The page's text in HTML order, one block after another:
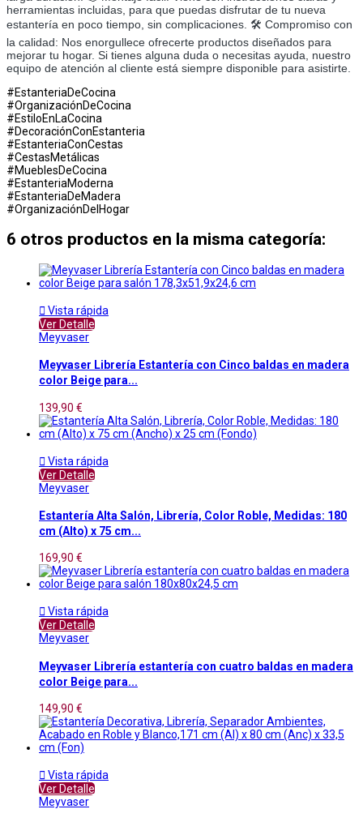
herramientas incluidas, para que puedas disfrutar de tu nueva
estantería en poco tiempo, sin complicaciones. 🛠️ Compromiso con
la calidad: Nos enorgullece ofrecerte productos diseñados para
mejorar tu hogar. Si tienes alguna duda o necesitas ayuda, nuestro
equipo de atención al cliente está siempre disponible para asistirte.
#EstanteriaDeCocina
#OrganizaciónDeCocina
#EstiloEnLaCocina
#DecoraciónConEstanteria
#EstanteriaConCestas
#CestasMetálicas
#MueblesDeCocina
#EstanteriaModerna
#EstanteriaDeMadera
#OrganizaciónDelHogar
6 otros productos en la misma categoría:
 Vista rápida
Ver Detalle
Meyvaser
Meyvaser Librería Estantería con Cinco baldas en madera
color Beige para...
139,90 €
 Vista rápida
Ver Detalle
Meyvaser
Estantería Alta Salón, Librería, Color Roble, Medidas: 180
cm (Alto) x 75 cm...
169,90 €
 Vista rápida
Ver Detalle
Meyvaser
Meyvaser Librería estantería con cuatro baldas en madera
color Beige para...
149,90 €
 Vista rápida
Ver Detalle
Meyvaser